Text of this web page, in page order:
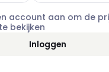
account aan om de
bekijken
Inloggen